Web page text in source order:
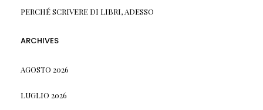
PERCHÉ SCRIVERE DI LIBRI, ADESSO
ARCHIVES
AGOSTO 2026
LUGLIO 2026